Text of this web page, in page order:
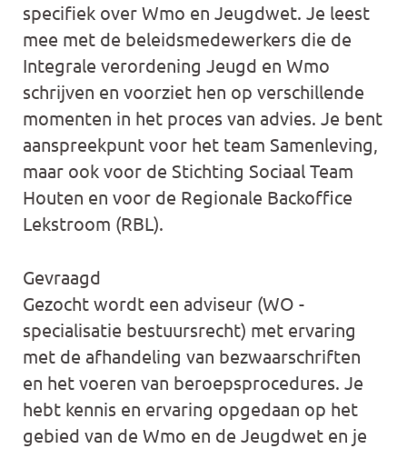
specifiek over Wmo en Jeugdwet. Je leest
mee met de beleidsmedewerkers die de
Integrale verordening Jeugd en Wmo
schrijven en voorziet hen op verschillende
momenten in het proces van advies. Je bent
aanspreekpunt voor het team Samenleving,
maar ook voor de Stichting Sociaal Team
Houten en voor de Regionale Backoffice
Lekstroom (RBL).
Gevraagd
Gezocht wordt een adviseur (WO -
specialisatie bestuursrecht) met ervaring
met de afhandeling van bezwaarschriften
en het voeren van beroepsprocedures. Je
hebt kennis en ervaring opgedaan op het
gebied van de Wmo en de Jeugdwet en je